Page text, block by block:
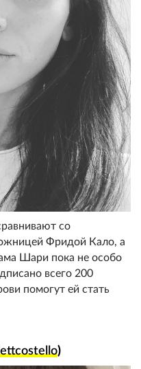
со
Фридой Кало, а
Шари пока не особо
всего 200
помогут ей стать
)